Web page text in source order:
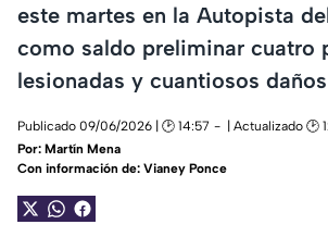
este martes en la Autopista
como saldo preliminar cuatro
lesionadas y cuantiosos
Publicado 09/06/2026 | 🕑 14:57
| Actualizado 🕑
Por: Martín Mena
Con información de: Vianey Ponce